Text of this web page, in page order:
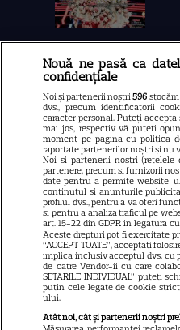
Libertatea
Știri
Retete
Nouă ne pasă ca
confidențiale
Noi și partenerii noștri596
dvs., precum identificatorii
caracter personal. Puteți
mai jos, respectiv vă puteți
moment pe pagina cu politica
raportate partenerilor noștri și nu
Noi si partenerii nostri (retelele
partenere, precum si furnizorii
date pentru a permite website-
continutul si anunturile
profilul dvs., pentru a va oferi
si pentru a analiza traficul pe
art. 15-22 din GDPR in legatura
Aceste drepturi pot fi exercitate
“ACCEPT TOATE”, acceptati
implica inclusiv acceptul dvs. cu
de catre Vendor-ii cu care
SETARILE INDIVIDUAL” puteti
putin cele legate de cookie
ului.
Atât noi, cât și partenerii noștri